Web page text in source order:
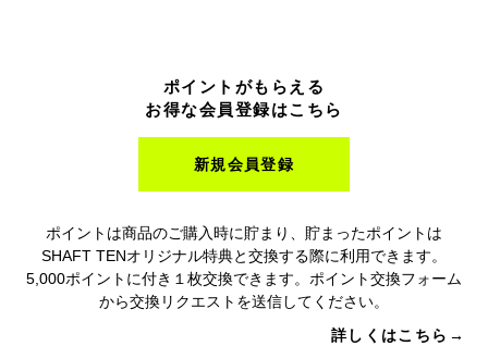
ポイントがもらえる
お得な会員登録はこちら
新規会員登録
ポイントは商品のご購入時に貯まり、貯まったポイントは
SHAFT TENオリジナル特典と交換する際に利用できます。
5,000ポイントに付き１枚交換できます。ポイント交換フォーム
から交換リクエストを送信してください。
詳しくはこちら→